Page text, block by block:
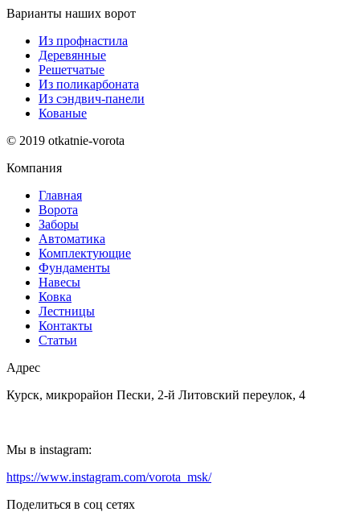
Варианты наших ворот
Из профнастила
Деревянные
Решетчатые
Из поликарбоната
Из сэндвич-панели
Кованые
© 2019 otkatnie-vorota
Компания
Главная
Ворота
Заборы
Автоматика
Комплектующие
Фундаменты
Навесы
Ковка
Лестницы
Контакты
Статьи
Адрес
Курск, микрорайон Пески, 2-й Литовский переулок, 4
Мы в instagram:
https://www.instagram.com/vorota_msk/
Поделиться в соц сетях